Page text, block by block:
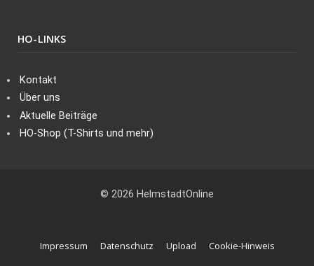
HO-LINKS
Kontakt
Über uns
Aktuelle Beiträge
HO-Shop (T-Shirts und mehr)
© 2026 HelmstadtOnline
Impressum Datenschutz Upload Cookie-Hinweis